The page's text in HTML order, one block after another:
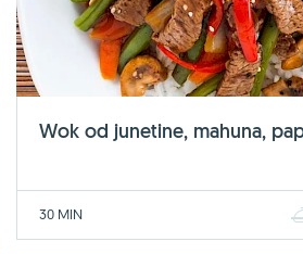
Wok od junetine, mahuna,
30 MIN